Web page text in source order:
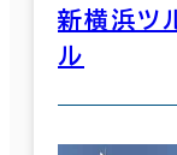
新横浜ツ
ル